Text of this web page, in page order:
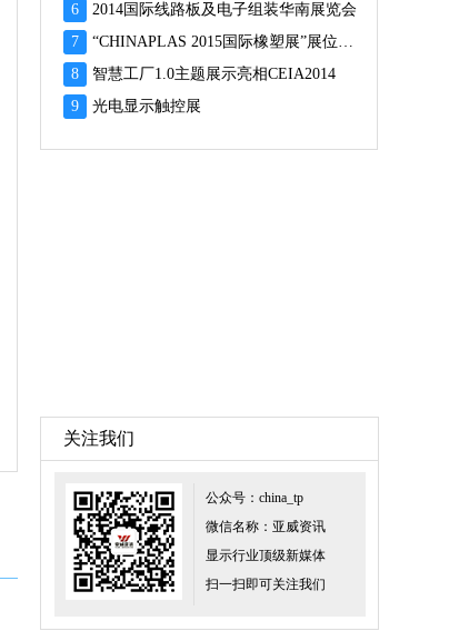
6
2014国际线路板及电子组装华南展览会
7
“CHINAPLAS 2015国际橡塑展”展位预订火爆 彰显橡塑业乐观前景
8
智慧工厂1.0主题展示亮相CEIA2014
9
光电显示触控展
关注我们
公众号：china_tp
微信名称：亚威资讯
显示行业顶级新媒体
扫一扫即可关注我们